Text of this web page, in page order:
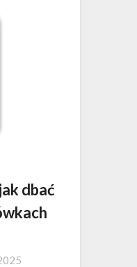
dbać